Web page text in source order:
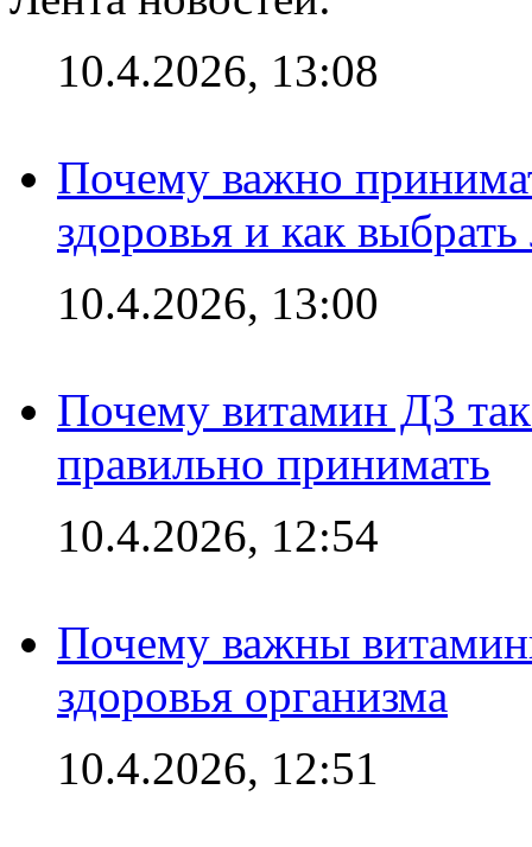
10.4.2026, 13:08
Почему важно
здоровья и как
10.4.2026, 13:00
Почему витамин Д3 так
правильно принимать
10.4.2026, 12:54
Почему важны
здоровья организма
10.4.2026, 12:51